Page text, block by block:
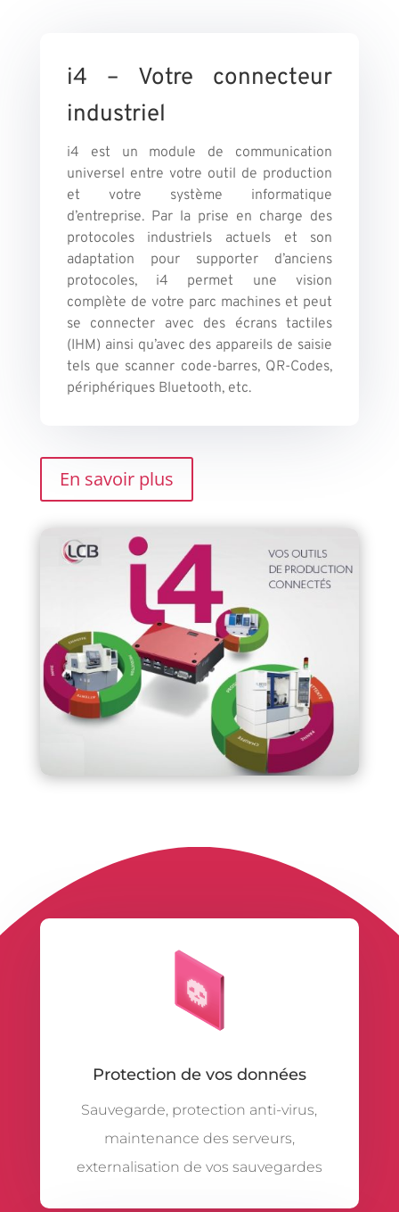
i4 – Votre connecteur
industriel
i4 est un module de communication
universel entre votre outil de production
et votre système informatique
d’entreprise. Par la prise en charge des
protocoles industriels actuels et son
adaptation pour supporter d’anciens
protocoles, i4 permet une vision
complète de votre parc machines et peut
se connecter avec des écrans tactiles
(IHM) ainsi qu’avec des appareils de saisie
tels que scanner code-barres, QR-Codes,
périphériques Bluetooth, etc.
En savoir plus
Protection de vos données
Sauvegarde, protection anti-virus,
maintenance des serveurs,
externalisation de vos sauvegardes